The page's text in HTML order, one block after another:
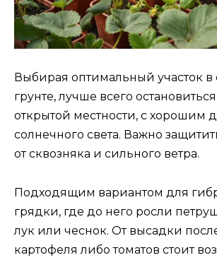
Выбирая оптимальный участок в
грунте, лучше всего
открытой местности, с хорошим
солнечного света. Важно
от сквозняка и сильного ветра.
Подходящим вариантом для
грядки, где до него росли
лук или чеснок. От высадки
картофеля либо томатов стоит